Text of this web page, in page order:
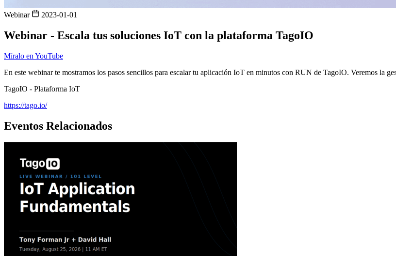
Webinar 2023-01-01
Webinar - Escala tus soluciones IoT con la plataforma TagoIO
Míralo en YouTube
En este webinar te mostramos los pasos sencillos para escalar tu aplicación IoT en minutos con RUN de TagoIO. Veremos la
TagoIO - Plataforma IoT
https://tago.io/
Eventos Relacionados